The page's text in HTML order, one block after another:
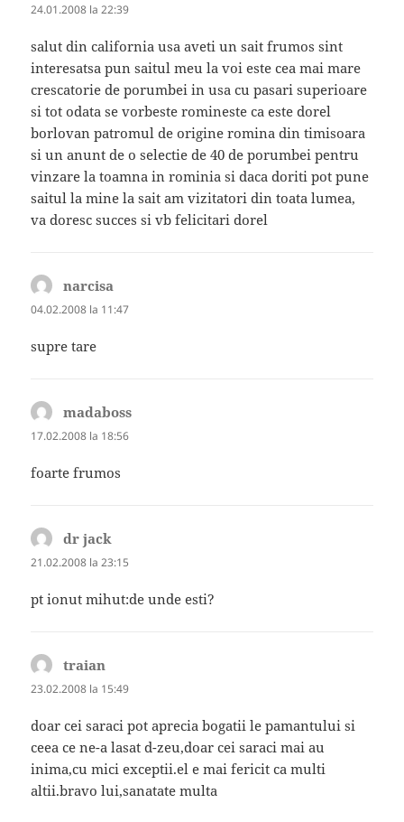
24.01.2008 la 22:39
salut din california usa aveti un sait frumos sint
interesatsa pun saitul meu la voi este cea mai mare
crescatorie de porumbei in usa cu pasari superioare
si tot odata se vorbeste romineste ca este dorel
borlovan patromul de origine romina din timisoara
si un anunt de o selectie de 40 de porumbei pentru
vinzare la toamna in rominia si daca doriti pot pune
saitul la mine la sait am vizitatori din toata lumea,
va doresc succes si vb felicitari dorel
narcisa
04.02.2008 la 11:47
supre tare
madaboss
17.02.2008 la 18:56
foarte frumos
dr jack
21.02.2008 la 23:15
pt ionut mihut:de unde esti?
traian
23.02.2008 la 15:49
doar cei saraci pot aprecia bogatii le pamantului si
ceea ce ne-a lasat d-zeu,doar cei saraci mai au
inima,cu mici exceptii.el e mai fericit ca multi
altii.bravo lui,sanatate multa